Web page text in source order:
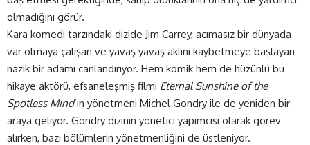
olmadığını görür.
Kara komedi tarzındaki dizide Jim Carrey, acımasız bir dünyada
var olmaya çalışan ve yavaş yavaş aklını kaybetmeye başlayan
nazik bir adamı canlandırıyor. Hem komik hem de hüzünlü bu
hikaye aktörü, efsaneleşmiş filmi Eternal Sunshine of the
Spotless Mind’ın yönetmeni Michel Gondry ile de yeniden bir
araya geliyor. Gondry dizinin yönetici yapımcısı olarak görev
alırken, bazı bölümlerin yönetmenliğini de üstleniyor.